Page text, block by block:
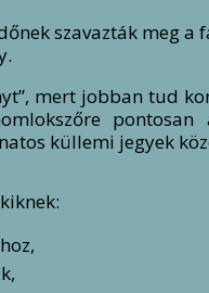
szavazták meg a
mert jobban tud
pontosan
küllemi jegyek